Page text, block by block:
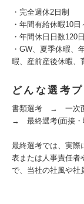
・完全週休2日制
・年間有給休暇10日
・年間休日日数120日
・GW、夏季休暇、
暇、産前産後休暇、
どんな選考
書類選考 → 一次
→ 最終選考(面接
最終選考では、実際
表または人事責任者
で、当社の社風や社